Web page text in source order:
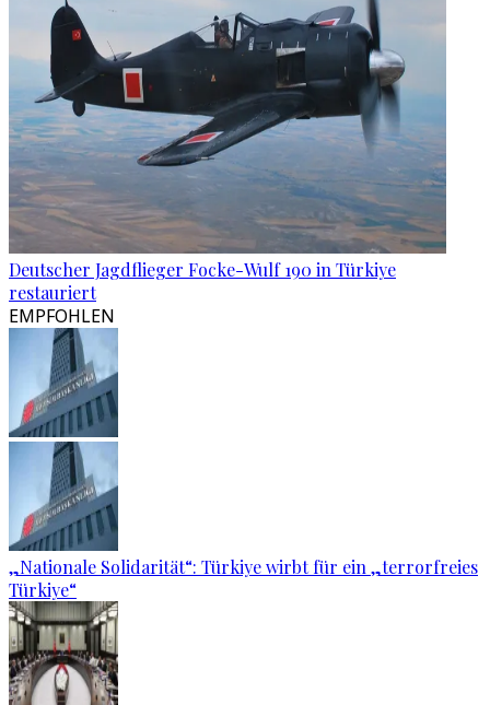
Deutscher Jagdflieger Focke-Wulf 190 in Türkiye
restauriert
EMPFOHLEN
„Nationale Solidarität“: Türkiye wirbt für ein „terrorfreies
Türkiye“